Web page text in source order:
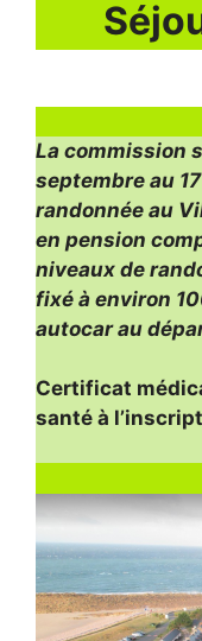
La commission
septembre au
randonnée au
en pension
niveaux de
fixé à environ
autocar au
Certificat
santé à